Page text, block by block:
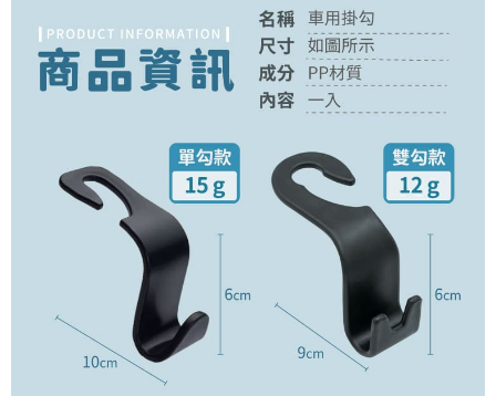
１．於結帳方式選擇「AFTEE先享後付」後，將跳轉至「AFTEE先享後付」
結帳頁面，進行簡訊認證並確認金額後，即可完成結帳。
２．訂單成立數日內，您將收到繳費通知簡訊。
３．收到繳費通知簡訊後14天內，點擊此簡訊中的連結，可透過四大超商／
ATM／網路銀行／等多元方式進行付款，方視為交易完成。
購買商品的店家。未經商家同意取消之訂單仍視為有效，需透過AFTEE先享
後付繳納相關費用。
※ 交易是否成功請以「AFTEE先享後付 」之結帳頁面顯示為準，若有關於
是否繳費成功／繳費後需取消欲退款等相關疑問，請聯繫「AFTEE先享後付
客戶支援中心」https://netprotections.freshdesk.com/support/home
１．透過由恩沛科技股份有限公司提供之「AFTEE先享後付」服務完成之交
易，需依本服務之必要範圍內提供個人資料，並將交易相關給付款項請求債
權轉讓予恩沛科技股份有限公司。
２．關於個人資料處理事宜，請瀏覽以下網址：
https://aftee.tw/terms/#terms3
３．未成年的使用者請事先徵得法定代理人或監護人之同意方可使用
付款後全家取貨
每筆NT$60，滿NT$399(含以上)免運費
每筆NT$60，滿NT$399(含以上)免運費
付款後7-11取貨
每筆NT$60，滿NT$399(含以上)免運費
每筆NT$65，滿NT$99(含以上)免運費